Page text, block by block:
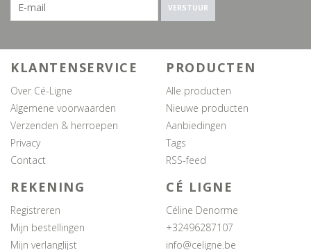
VERSTUUR
KLANTENSERVICE
Over Cé-Ligne
Algemene voorwaarden
Verzenden & herroepen
Privacy
Contact
PRODUCTEN
Alle producten
Nieuwe producten
Aanbiedingen
Tags
RSS-feed
REKENING
Registreren
Mijn bestellingen
Mijn verlanglijst
CÉ LIGNE
Céline Denorme
+32496287107
info@celigne.be